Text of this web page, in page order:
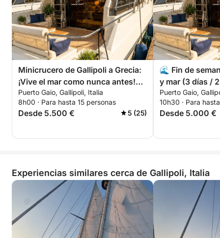
Minicrucero de Gallipoli a Grecia:
¡Vive el mar como nunca antes!
🇮🇹 🇬🇷
Puerto Gaio, Gallipoli, Italia
8h00 · Para hasta 15 personas
Desde 5.500 € 5 (25)
🌊 Fin de
y mar (3 días /
Puerto Gaio,
10h30 · Para
Desde 5.000 €
Experiencias similares cerca de Gallipoli, Italia